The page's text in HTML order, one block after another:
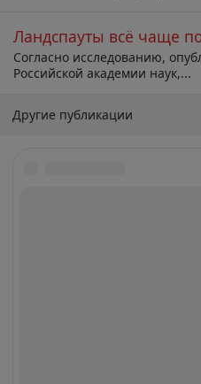
Ландспауты всё чаще
Согласно исследованию,
Российской академии наук,...
Другие публикации